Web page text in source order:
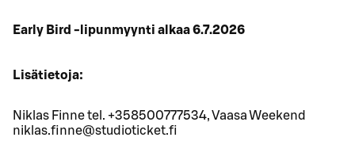
Early Bird -lipunmyynti alkaa 6.7.2026
Lisätietoja:
Niklas Finne tel. +358500777534, Vaasa Weekend
niklas.finne@studioticket.fi